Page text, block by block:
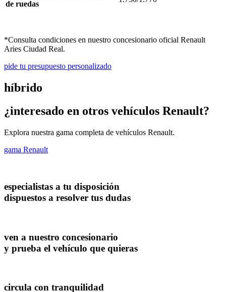
de ruedas
*Consulta condiciones en nuestro concesionario oficial Renault
Aries Ciudad Real.
pide tu presupuesto personalizado
híbrido
¿interesado en otros vehículos Renault?
Explora nuestra gama completa de vehículos Renault.
gama Renault
especialistas a tu disposición
dispuestos a resolver tus dudas
ven a nuestro concesionario
y prueba el vehículo que quieras
circula con tranquilidad